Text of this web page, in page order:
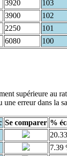
3920
103
3900
102
2250
101
6080 100
supérieure au
erreur dans la
Se comparer %
7.39